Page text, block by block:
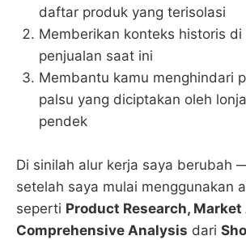
daftar produk yang terisolasi
Memberikan konteks historis di
penjualan saat ini
Membantu kamu menghindari
palsu yang diciptakan oleh
pendek
Di sinilah alur kerja saya berubah
setelah saya mulai menggunakan
seperti Product Research,
Comprehensive Analysis dari